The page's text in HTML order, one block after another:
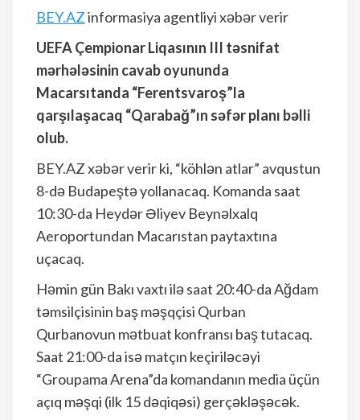
BEY.AZinformasiya agentliyi xəbər verir
UEFA Çempionar Liqasının III təsnifat
mərhələsinin cavab oyununda
Macarsıtanda “Ferentsvaroş”la
qarşılaşacaq “Qarabağ”ın səfər planı bəlli
olub.
BEY.AZxəbər verir ki, “köhlən atlar” avqustun
8-də Budapeştə yollanacaq. Komanda saat
10:30-da Heydər Əliyev Beynəlxalq
Aeroportundan Macarıstan paytaxtına
uçacaq.
Həmin gün Bakı vaxtı ilə saat 20:40-da Ağdam
təmsilçisinin baş məşqçisi Qurban
Qurbanovun mətbuat konfransı baş tutacaq.
Saat 21:00-da isə matçın keçiriləcəyi
“Groupama Arena”da komandanın media üçün
açıq məşqi (ilk 15 dəqiqəsi) gerçəkləşəcək.